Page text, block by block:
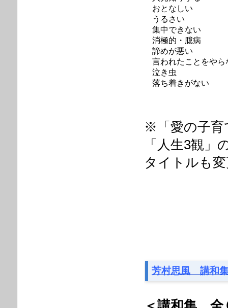
おとなしい
うるさい
集中できない
消極的・臆病
諦めが悪い
言われたことをやら
泣き虫
落ち着きがない
※「愛の子
「人生3観」
タイトルも
芳村思風 講和